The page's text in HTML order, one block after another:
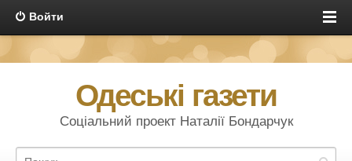
Войти
Одеські газети
Соціальний проект Наталії Бондарчук